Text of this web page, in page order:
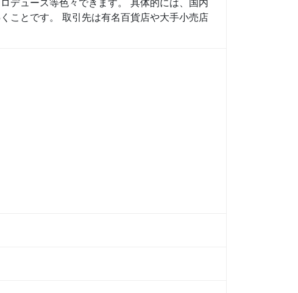
デュース等色々できます。 具体的には、国内
ことです。 取引先は有名百貨店や大手小売店